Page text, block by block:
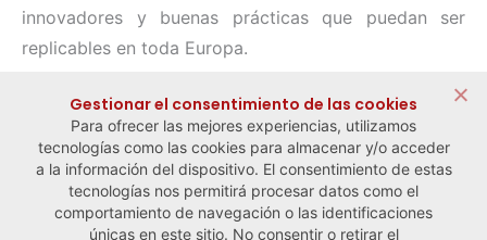
innovadores y buenas prácticas que puedan ser
replicables en toda Europa.
← Noticia anterior Noticia siguiente →
Gestionar el consentimiento de las cookies
Para ofrecer las mejores experiencias, utilizamos
tecnologías como las cookies para almacenar y/o acceder
a la información del dispositivo. El consentimiento de estas
tecnologías nos permitirá procesar datos como el
comportamiento de navegación o las identificaciones
únicas en este sitio. No consentir o retirar el